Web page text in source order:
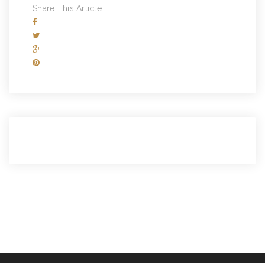
Share This Article :